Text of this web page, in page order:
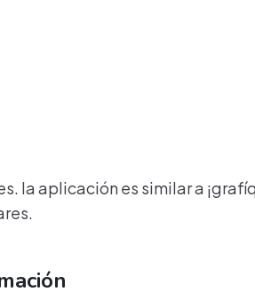
la aplicación es similar a